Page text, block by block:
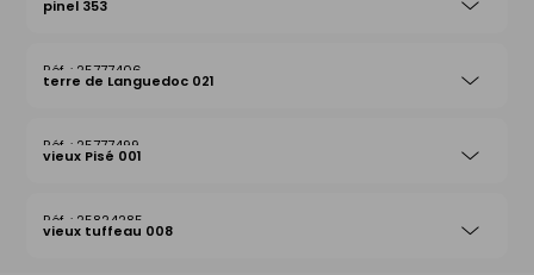
pinel 353
25777406
terre de Languedoc 021
25777499
vieux Pisé 001
25824285
vieux tuffeau 008